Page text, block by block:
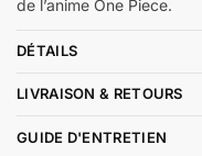
de l’anime One Piece.
DÉTAILS
LIVRAISON & RETOURS
GUIDE D'ENTRETIEN